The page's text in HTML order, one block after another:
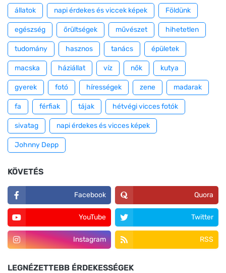
állatok napi érdekes és viccek képek Földünk
egészség őrültségek művészet hihetetlen
tudomány hasznos tanács épületek
macska háziállat víz nők kutya
gyerek fotó hírességek zene madarak
fa férfiak tájak hétvégi vicces fotók
sivatag napi érdekes és vicces képek
Johnny Depp
KÖVETÉS
Facebook Quora
YouTube Twitter
Instagram RSS
LEGNÉZETTEBB ÉRDEKESSÉGEK